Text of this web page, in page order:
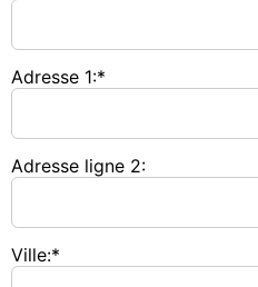
Adresse 1:*
Adresse ligne 2:
Ville:*